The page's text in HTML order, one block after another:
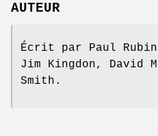
AUTEUR
Écrit par Paul
Jim Kingdon, David
Smith.